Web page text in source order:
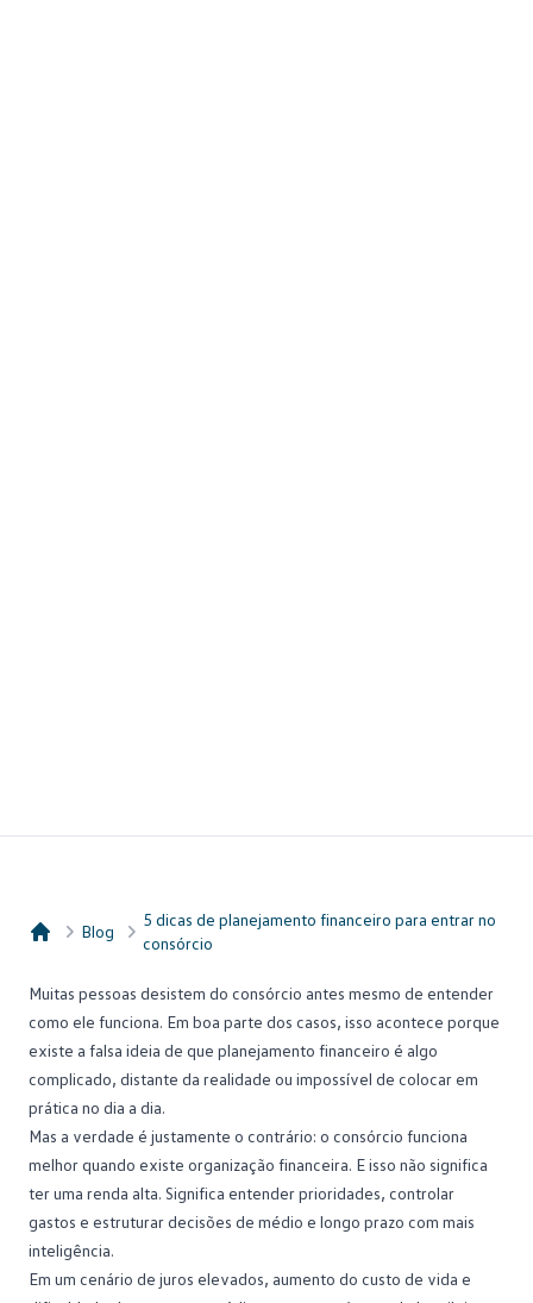
Consórcio Embracon
Blog
5 dicas de planejamento financeiro para entrar no
consórcio
Muitas pessoas desistem do consórcio antes mesmo de entender
como ele funciona. Em boa parte dos casos, isso acontece porque
existe a falsa ideia de que planejamento financeiro é algo
complicado, distante da realidade ou impossível de colocar em
prática no dia a dia.
Mas a verdade é justamente o contrário: o consórcio funciona
melhor quando existe organização financeira. E isso não significa
ter uma renda alta. Significa entender prioridades, controlar
gastos e estruturar decisões de médio e longo prazo com mais
inteligência.
Em um cenário de juros elevados, aumento do custo de vida e